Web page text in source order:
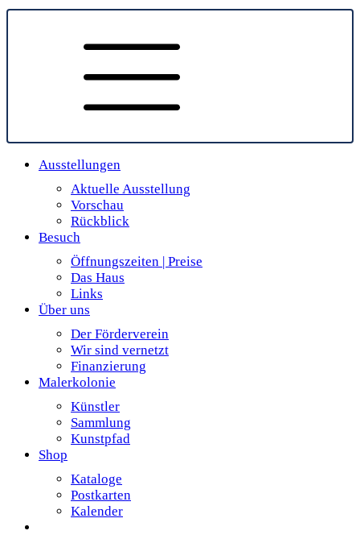
Ausstellungen
Aktuelle Ausstellung
Vorschau
Rückblick
Besuch
Öffnungszeiten | Preise
Das Haus
Links
Über uns
Der Förderverein
Wir sind vernetzt
Finanzierung
Malerkolonie
Künstler
Sammlung
Kunstpfad
Shop
Kataloge
Postkarten
Kalender